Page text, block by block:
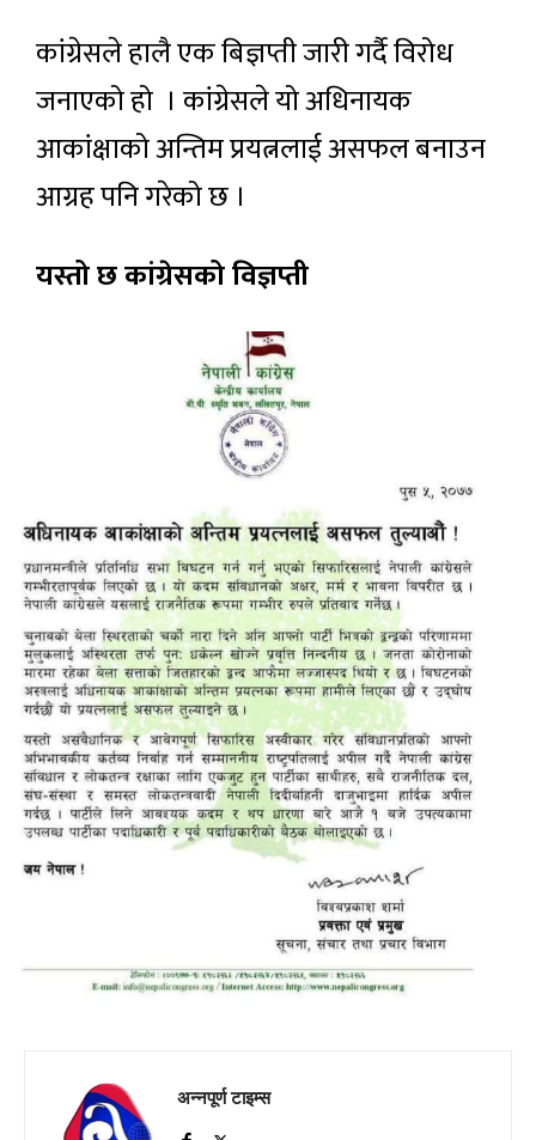
कांग्रेसले हालै एक बिज्ञप्ती जारी गर्दै विरोध
जनाएको हो । कांग्रेसले यो अधिनायक
आकांक्षाको अन्तिम प्रयत्नलाई असफल बनाउन
आग्रह पनि गरेको छ ।
यस्तो छ कांग्रेसको विज्ञप्ती
अन्नपूर्ण टाइम्स